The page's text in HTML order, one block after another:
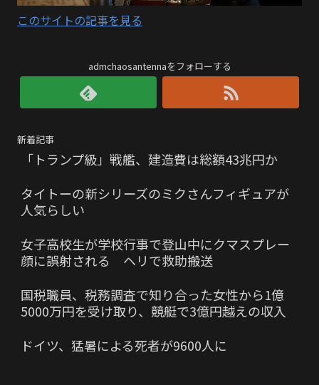
このサイトの記事を見る
admchaosantennaをフォローする
新着記事
「トランプ級」戦艦、建造費は総額43兆円か
タイトーの新シリーズのミクさんフィギュアが
人気らしい
女子高校生が学校行事で登山中にクマスプレー
顔に誤射される ヘリで救助搬送
国税職員、税務調査で知り合った女性から1億
5000万円を受け取り、競艇で3億円越えの収入
ドイツ、猛暑による死者が9600人に